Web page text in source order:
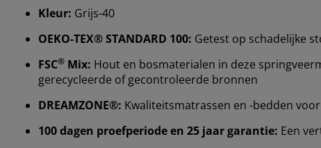
Kleur: Grijs-40
OEKO-TEX® STANDARD 100: Getest op schadelijke
FSC® Mix: Hout en bosmaterialen in deze
gerecycleerde of gecontroleerde bronnen
DREAMZONE®: Kwaliteitsmatrassen en -bedden
100 dagen proefperiode en 25 jaar garantie: Een